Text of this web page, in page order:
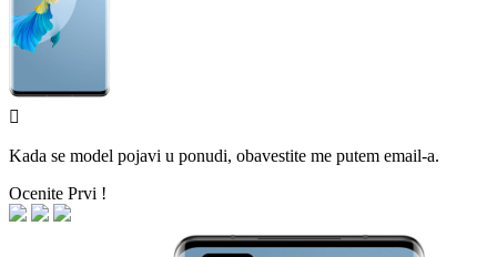

Kada se model pojavi u ponudi, obavestite me putem email-a.
Ocenite Prvi !